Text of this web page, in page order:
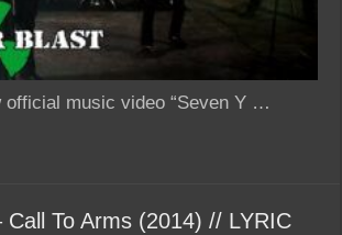
official music video “Seven Y …
Call To Arms (2014) // LYRIC